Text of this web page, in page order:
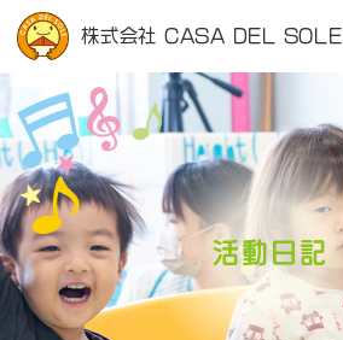
株式会社 CASA DEL SOLE
活動日記